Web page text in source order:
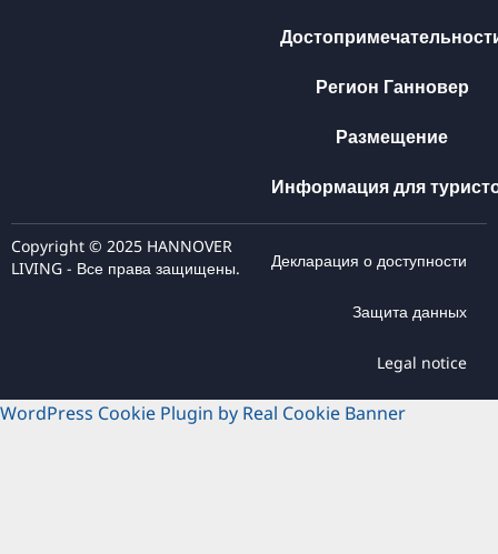
Регион Ганновер
Размещение
Информация для
Copyright © 2025 HANNOVER
LIVING - Все права защищены.
Декларация о доступности
Защита данных
Legal notice
WordPress Cookie Plugin by Real Cookie Banner